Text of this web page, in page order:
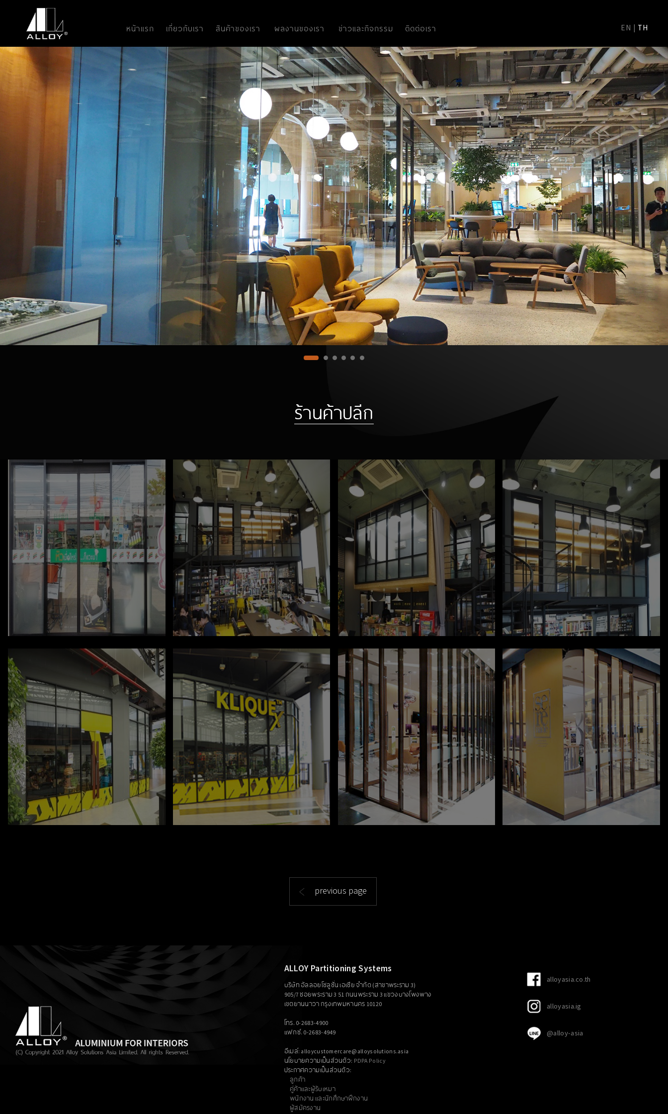
หน้าแรก เกี่ยวกับเรา สินค้าของเรา ผลงานของเรา ข่าวและกิจกรรม ติดต่อเรา EN | TH
ร้านค้าปลีก
previous page
alloyasia.co.th
alloyasia.ig
@alloy-asia
ALLOY Partitioning Systems
บริษัท อัลลอยโซลูชั่น เอเซีย จำกัด (สาขาพระราม 3)
905/7 ซอยพระราม 3 51 ถนนพระราม 3 แขวงบางโพงพาง
เขตยานนาวา กรุงเทพมหานคร 10120
โทร. 0-2683-4900
แฟกซ์. 0-2683-4949
อีเมล์: alloycustomercare@alloysolutions.asia
นโยบายความเป็นส่วนตัว: PDPA Policy
ประกาศความเป็นส่วนตัว:
ลูกค้า
คู่ค้าและผู้รับเหมา
พนักงาน และนักศึกษาฝึกงาน
ผู้สมัครงาน